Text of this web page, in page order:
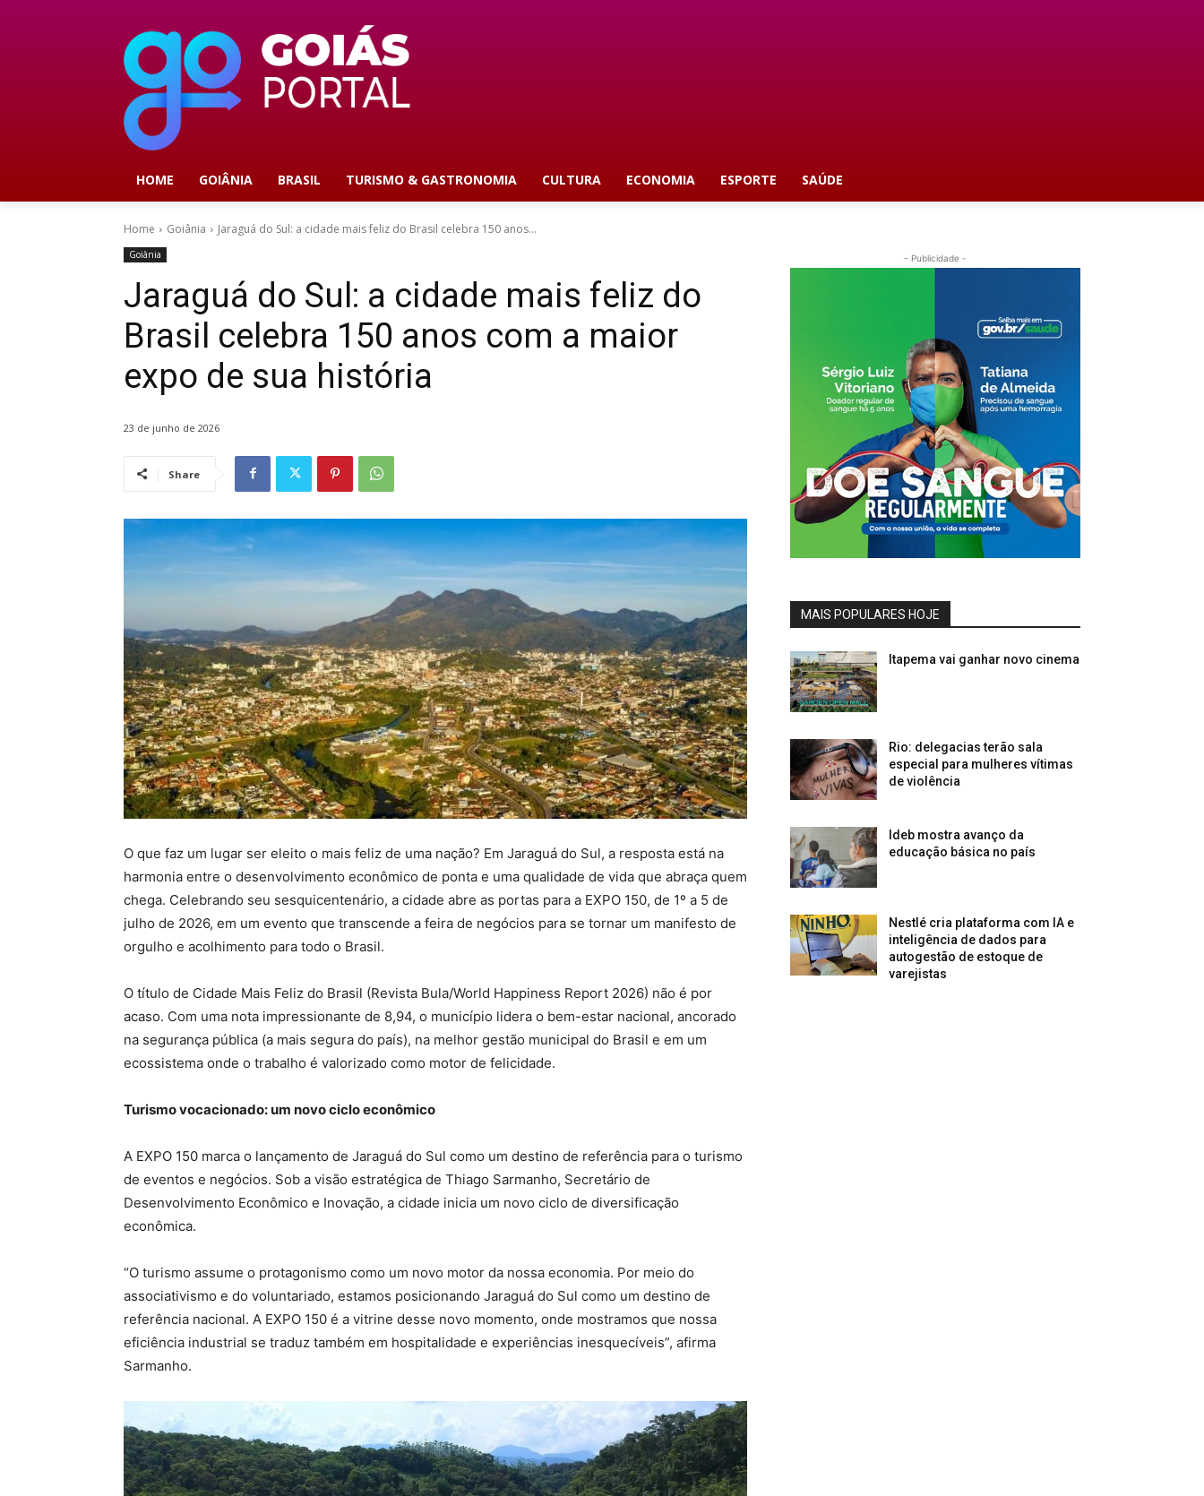
HOME GOIÂNIA BRASIL TURISMO & GASTRONOMIA CULTURA ECONOMIA ESPORTE SAÚDE
Home Goiânia Jaraguá do Sul: a cidade mais feliz do Brasil celebra 150 anos...
Goiânia
Jaraguá do Sul: a cidade mais feliz do
Brasil celebra 150 anos com a maior
expo de sua história
23 de junho de 2026
Share
O que faz um lugar ser eleito o mais feliz de uma nação? Em Jaraguá do Sul, a resposta está na
harmonia entre o desenvolvimento econômico de ponta e uma qualidade de vida que abraça quem
chega. Celebrando seu sesquicentenário, a cidade abre as portas para a EXPO 150, de 1º a 5 de
julho de 2026, em um evento que transcende a feira de negócios para se tornar um manifesto de
orgulho e acolhimento para todo o Brasil.
O título de Cidade Mais Feliz do Brasil (Revista Bula/World Happiness Report 2026) não é por
acaso. Com uma nota impressionante de 8,94, o município lidera o bem-estar nacional, ancorado
na segurança pública (a mais segura do país), na melhor gestão municipal do Brasil e em um
ecossistema onde o trabalho é valorizado como motor de felicidade.
Turismo vocacionado: um novo ciclo econômico
A EXPO 150 marca o lançamento de Jaraguá do Sul como um destino de referência para o turismo
de eventos e negócios. Sob a visão estratégica de Thiago Sarmanho, Secretário de
Desenvolvimento Econômico e Inovação, a cidade inicia um novo ciclo de diversificação
econômica.
“O turismo assume o protagonismo como um novo motor da nossa economia. Por meio do
associativismo e do voluntariado, estamos posicionando Jaraguá do Sul como um destino de
referência nacional. A EXPO 150 é a vitrine desse novo momento, onde mostramos que nossa
eficiência industrial se traduz também em hospitalidade e experiências inesquecíveis”, afirma
Sarmanho.
- Publicidade -
MAIS POPULARES HOJE
Itapema vai ganhar novo cinema
Rio: delegacias terão sala
especial para mulheres vítimas
de violência
Ideb mostra avanço da
educação básica no país
Nestlé cria plataforma com IA e
inteligência de dados para
autogestão de estoque de
varejistas